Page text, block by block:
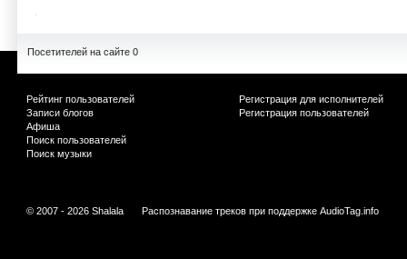
Посетителей на сайте 0
Рейтинг пользователей
Записи блогов
Афиша
Поиск пользователей
Поиск музыки
Регистрация для исполнителей
Регистрация пользователей
© 2007 - 2026 Shalala Распознавание треков при поддержке AudioTag.info